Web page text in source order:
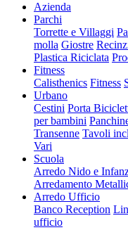
Azienda
Parchi
Torrette e Villaggi
molla Giostre
Plastica Riciclata
Fitness
Calisthenics Fitness
Urbano
Cestini Porta
per bambini
Transenne Tavoli
Vari
Scuola
Arredo Nido e
Arredamento
Arredo Ufficio
Banco Reception
ufficio